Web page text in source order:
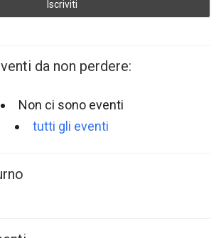
da non perdere:
Non ci sono eventi
tutti gli eventi